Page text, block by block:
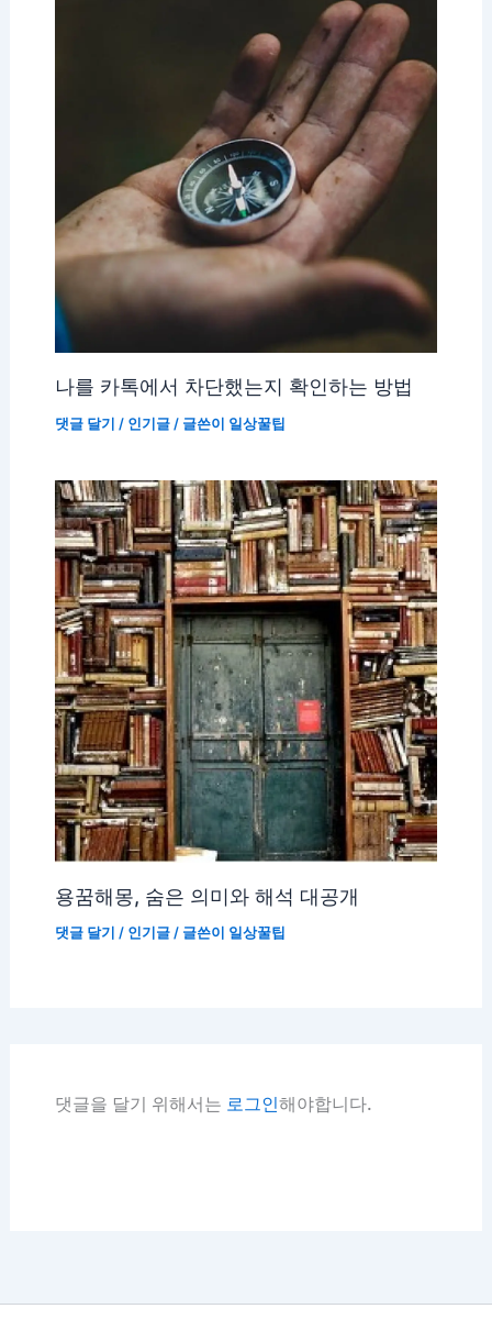
나를 카톡에서 차단했는지 확인하는 방법
댓글 달기 / 인기글/ 글쓴이 일상꿀팁
용꿈해몽, 숨은 의미와 해석 대공개
댓글 달기 / 인기글/ 글쓴이 일상꿀팁
댓글을 달기 위해서는 로그인해야합니다.